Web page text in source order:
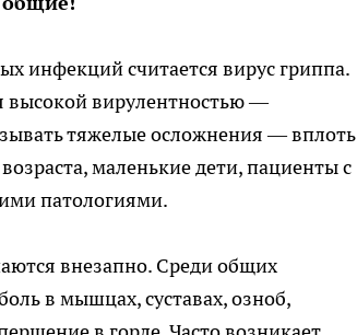
инфекций считается вирус гриппа.
высокой вирулентностью —
тяжелые осложнения — вплоть
маленькие дети, пациенты с
патологиями.
внезапно. Среди общих
в мышцах, суставах, озноб,